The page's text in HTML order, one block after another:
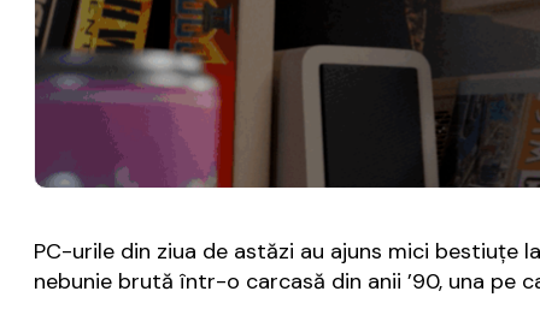
PC-urile din ziua de astăzi au ajuns mici
nebunie brută într-o carcasă din anii ’90, una pe